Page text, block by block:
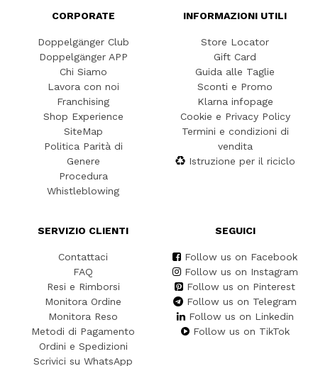
CORPORATE
Doppelgänger Club
Doppelgänger APP
Chi Siamo
Lavora con noi
Franchising
Shop Experience
SiteMap
Politica Parità di
Genere
Procedura
Whistleblowing
INFORMAZIONI UTILI
Store Locator
Gift Card
Guida alle Taglie
Sconti e Promo
Klarna infopage
Cookie e Privacy Policy
Termini e condizioni di
vendita
Istruzione per il riciclo
SERVIZIO CLIENTI
Contattaci
FAQ
Resi e Rimborsi
Monitora Ordine
Monitora Reso
Metodi di Pagamento
Ordini e Spedizioni
Scrivici su WhatsApp
SEGUICI
Follow us on Facebook
Follow us on Instagram
Follow us on Pinterest
Follow us on Telegram
Follow us on Linkedin
Follow us on TikTok